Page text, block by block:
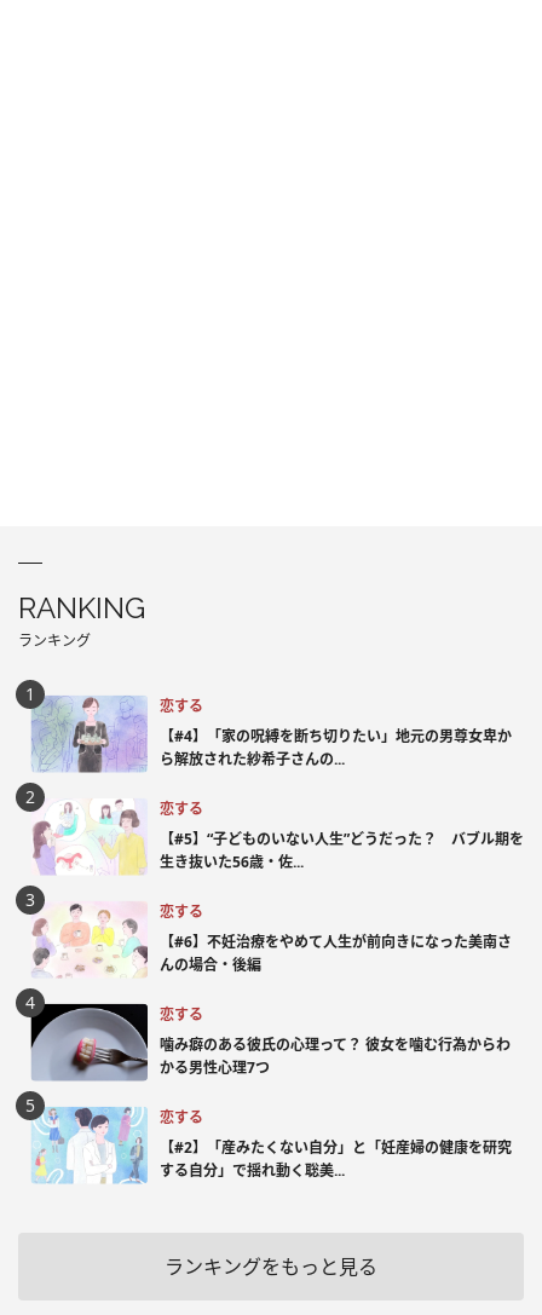
RANKING
ランキング
恋する
【#4】「家の呪縛を断ち切りたい」地元の男尊女卑か
ら解放された紗希子さんの...
恋する
【#5】“子どものいない人生”どうだった？ バブル期を
生き抜いた56歳・佐...
恋する
【#6】不妊治療をやめて人生が前向きになった美南さ
んの場合・後編
恋する
噛み癖のある彼氏の心理って？ 彼女を噛む行為からわ
かる男性心理7つ
恋する
【#2】「産みたくない自分」と「妊産婦の健康を研究
する自分」で揺れ動く聡美...
ランキングをもっと見る